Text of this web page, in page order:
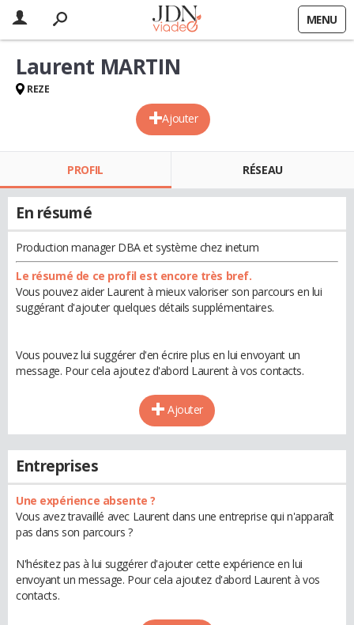
MENU
Ajouter
Laurent MARTIN
REZE
PROFIL RÉSEAU
En résumé
Production manager DBA et système chez inetum
Le résumé de ce profil est encore très bref.
Vous pouvez aider Laurent à mieux valoriser son parcours en lui
suggérant d'ajouter quelques détails supplémentaires.
Vous pouvez lui suggérer d'en écrire plus en lui envoyant un
message. Pour cela ajoutez d'abord Laurent à vos contacts.
Ajouter
Entreprises
Une expérience absente ?
Vous avez travaillé avec Laurent dans une entreprise qui n'apparaît
pas dans son parcours ?
N'hésitez pas à lui suggérer d'ajouter cette expérience en lui
envoyant un message. Pour cela ajoutez d'abord Laurent à vos
contacts.